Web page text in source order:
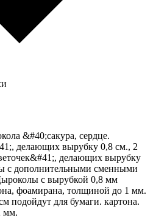
&#40;сакура, сердце.
делающих вырубку 0,8 см., 2
делающих вырубку
с дополнительными сменными
с вырубкой 0,8 мм
фоамирана, толщиной до 1 мм.
подойдут для бумаги. картона.
мм.